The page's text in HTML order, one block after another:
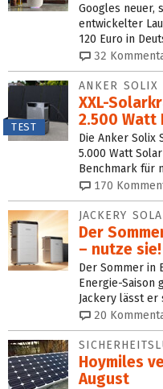
Googles neuer,
entwickelter
120 Euro in
32
TEST
ANKER SOLIX
XXL-
2.500 Watt
Die Anker Solix
5.000 Watt
Benchmark für
170
JACKERY
Der
– nutze
Der Sommer in
Energie-Saison
Jackery lässt er
20
Hoymiles
August